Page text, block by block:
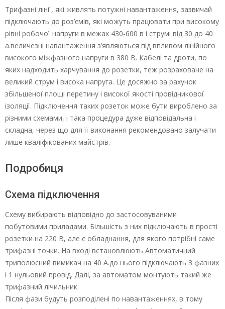
Трифазні лінії, які живлять потужні навантаження, зазвичай
підключають до роз’ємів, які можуть працювати при високому
рівні робочої напруги в межах 430-600 в і струмі від 30 до 40
а.величезні навантаження з’являються під впливом лінійного
високого міжфазного напруги в 380 В. Кабелі та дроти, по
яких надходить харчування до розетки, теж розраховане на
великий струм і висока напруга. Це досяжно за рахунок
збільшеної площі перетину і високої якості провідникової
ізоляції. Підключення таких розеток може бути вироблено за
різними схемами, і така процедура дуже відповідальна і
складна, через що для її виконання рекомендовано залучати
лише кваліфікованих майстрів.
Подробиця
Схема підключення
Схему вибирають відповідно до застосовуваними
побутовими приладами. Більшість з них підключають в прості
розетки на 220 В, але є обладнання, для якого потрібні саме
трифазні точки. На вході встановлюють Автоматичний
триполюсний вимикач на 40 А.до нього підключають 3 фазних
і 1 нульовий провід. Далі, за автоматом монтують такий же
трифазний лічильник.
Після фази будуть розподілені по навантаженнях, в тому